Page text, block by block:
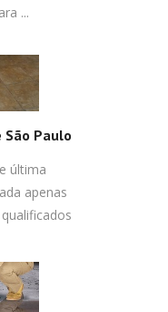
...
São Paulo
última
apenas